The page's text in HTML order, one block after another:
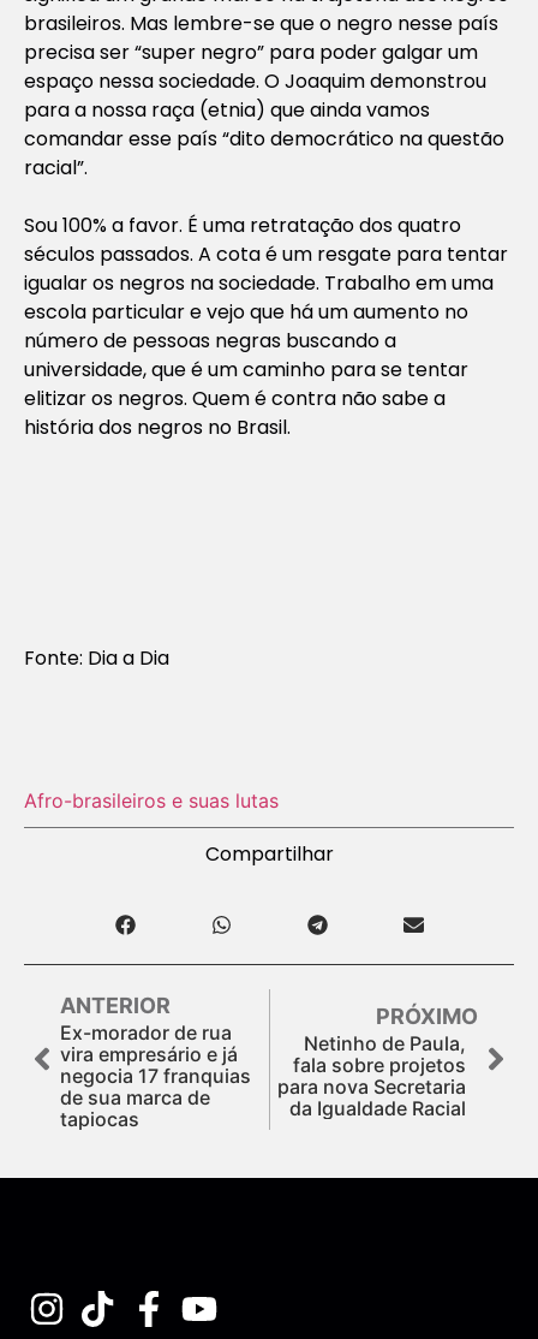
brasileiros. Mas lembre-se que o negro nesse país
precisa ser “super negro” para poder galgar um
espaço nessa sociedade. O Joaquim demonstrou
para a nossa raça (etnia) que ainda vamos
comandar esse país “dito democrático na questão
racial”.
Sou 100% a favor. É uma retratação dos quatro
séculos passados. A cota é um resgate para tentar
igualar os negros na sociedade. Trabalho em uma
escola particular e vejo que há um aumento no
número de pessoas negras buscando a
universidade, que é um caminho para se tentar
elitizar os negros. Quem é contra não sabe a
história dos negros no Brasil.
Fonte: Dia a Dia
Afro-brasileiros e suas lutas
Compartilhar
ANTERIOR
Ex-morador de rua
vira empresário e já
negocia 17 franquias
de sua marca de
tapiocas
PRÓXIMO
Netinho de Paula,
fala sobre projetos
para nova Secretaria
da Igualdade Racial